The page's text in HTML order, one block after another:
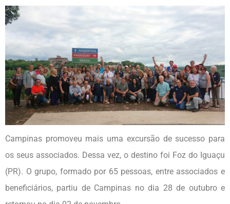
Campinas promoveu mais uma excursão de sucesso para
os seus associados. Dessa vez, o destino foi Foz do Iguaçu
(PR). O grupo, formado por 65 pessoas, entre associados e
beneficiários, partiu de Campinas no dia 28 de outubro e